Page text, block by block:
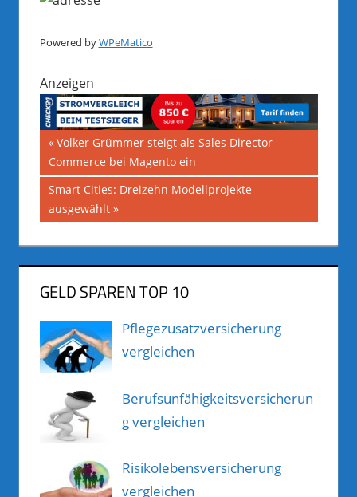
Powered byWPeMatico
Anzeigen
Beitragsnavigation
Vorheriger
Beitrag:
Volker Grümmer steigt als Sales Director
Commerce bei Magento ein
Nächster
Beitrag:
Smart Cities: Dreizehn Modellprojekte
ausgewählt
GELD SPAREN TOP 10
Pflegezusatzversicherung
vergleichen
Berufsunfähigkeitsversicherun
g vergleichen
Risikolebensversicherung
vergleichen